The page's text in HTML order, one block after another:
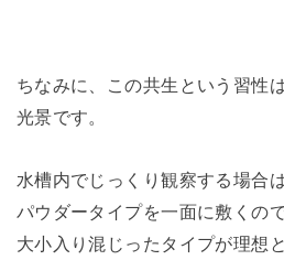
ちなみに、この共生という習性
光景です。
水槽内でじっくり観察する場合
パウダータイプを一面に敷くの
大小入り混じったタイプが理想